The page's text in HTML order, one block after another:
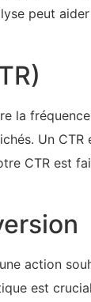
peut
la
Un CTR
CTR est
action
est